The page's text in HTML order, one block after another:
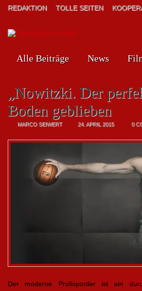
REDAKTION TOLLE SEITEN
Alle Beiträge News
„Nowitzki. Der
Boden geblieben
MARCO SEIWERT 24. APRIL 2015 0
Der moderne Profisportler ist ein